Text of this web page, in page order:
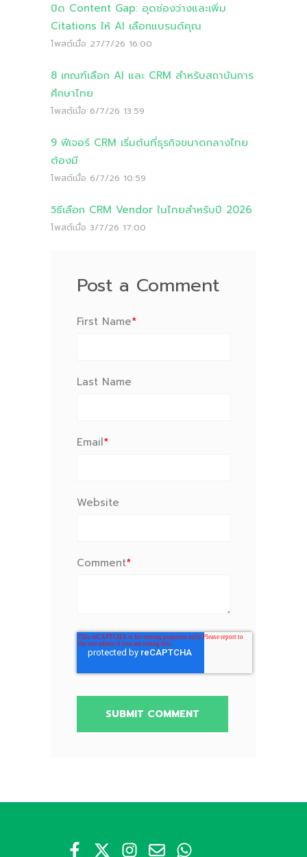
ปิด Content Gap: อุดช่องว่างและเพิ่ม
Citations ให้ AI เลือกแบรนด์คุณ
โพสต์เมื่อ 27/7/26 16:00
8 เกณฑ์เลือก AI และ CRM สำหรับสถาบันการ
ศึกษาไทย
โพสต์เมื่อ 6/7/26 13:59
9 ฟีเจอร์ CRM เริ่มต้นที่ธุรกิจขนาดกลางไทย
ต้องมี
โพสต์เมื่อ 6/7/26 10:59
วิธีเลือก CRM Vendor ในไทยสำหรับปี 2026
โพสต์เมื่อ 3/7/26 17:00
Post a Comment
First Name*
Last Name
Email*
Website
Comment*